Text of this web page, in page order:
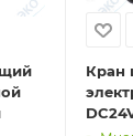
Кран